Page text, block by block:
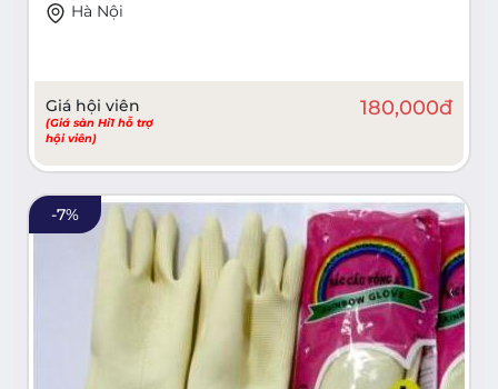
Hà Nội
Giá hội viên
(Giá sàn Hi1 hỗ trợ
hội viên)
180,000đ
-7%